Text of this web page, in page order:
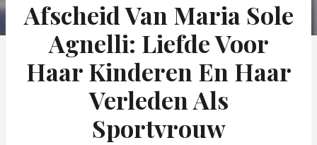
Afscheid Van Maria Sole
Agnelli: Liefde Voor
Haar Kinderen En Haar
Verleden Als
Sportvrouw